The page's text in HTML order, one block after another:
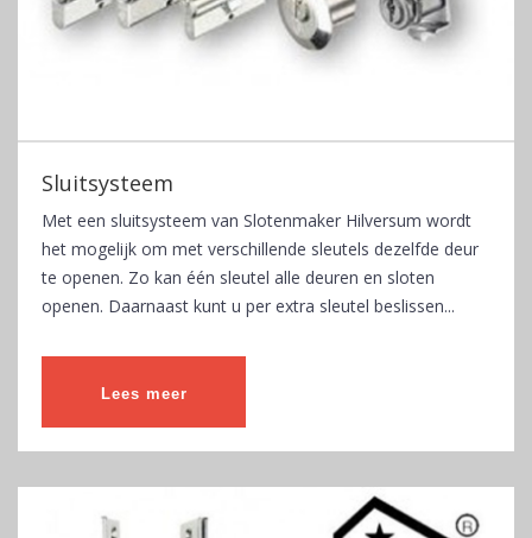
Sluitsysteem
Met een sluitsysteem van Slotenmaker Hilversum wordt
het mogelijk om met verschillende sleutels dezelfde deur
te openen. Zo kan één sleutel alle deuren en sloten
openen. Daarnaast kunt u per extra sleutel beslissen...
Lees meer